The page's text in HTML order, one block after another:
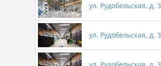
ул. Рудобельская, д. 3
ул. Рудобельская, д. 3